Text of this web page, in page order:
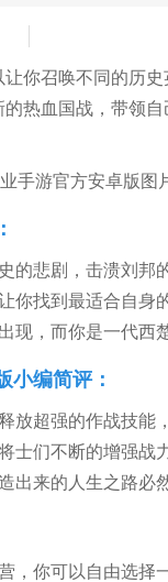
你召唤不同的历
热血国战，带领
的悲剧，击溃刘邦
你找到最适合自身
现，而你是一代西
小编简评：
放超强的作战技能
士们不断的增强战
出来的人生之路必
，你可以自由选择